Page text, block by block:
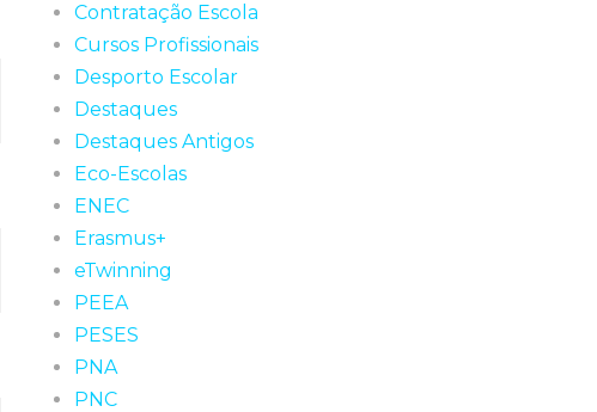
Contratação Escola
Cursos Profissionais
Desporto Escolar
Destaques
Destaques Antigos
Eco-Escolas
ENEC
Erasmus+
eTwinning
PEEA
PESES
PNA
PNC